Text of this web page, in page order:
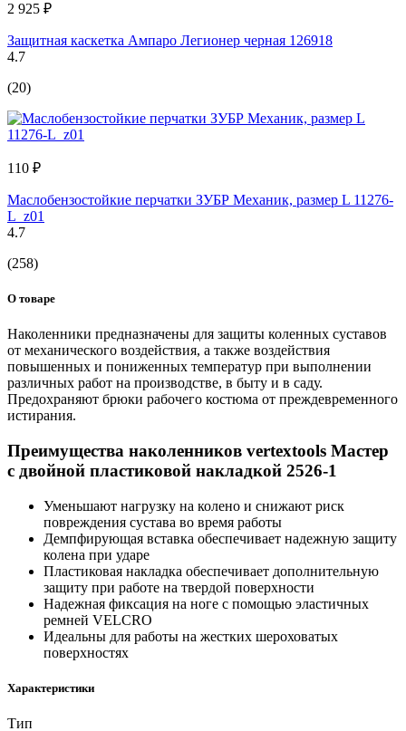
2 925 ₽
Защитная каскетка Ампаро Легионер черная 126918
4.7
(20)
110 ₽
Маслобензостойкие перчатки ЗУБР Механик, размер L 11276-
L_z01
4.7
(258)
О товаре
Наколенники предназначены для защиты коленных суставов
от механического воздействия, а также воздействия
повышенных и пониженных температур при выполнении
различных работ на производстве, в быту и в саду.
Предохраняют брюки рабочего костюма от преждевременного
истирания.
Преимущества наколенников vertextools Мастер
с двойной пластиковой накладкой 2526-1
Уменьшают нагрузку на колено и снижают риск
повреждения сустава во время работы
Демпфирующая вставка обеспечивает надежную защиту
колена при ударе
Пластиковая накладка обеспечивает дополнительную
защиту при работе на твердой поверхности
Надежная фиксация на ноге с помощью эластичных
ремней VELCRO
Идеальны для работы на жестких шероховатых
поверхностях
Характеристики
Тип